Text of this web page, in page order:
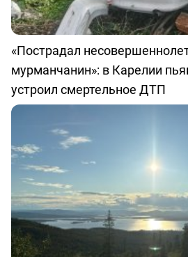
«Пострадал
мурманчанин»: в Карелии
устроил смертельное ДТП